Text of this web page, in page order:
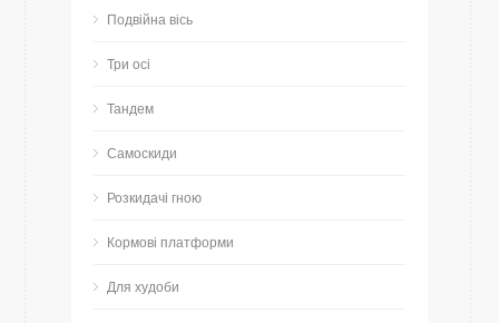
Подвійна вісь
Три осі
Тандем
Самоскиди
Розкидачі гною
Кормові платформи
Для худоби